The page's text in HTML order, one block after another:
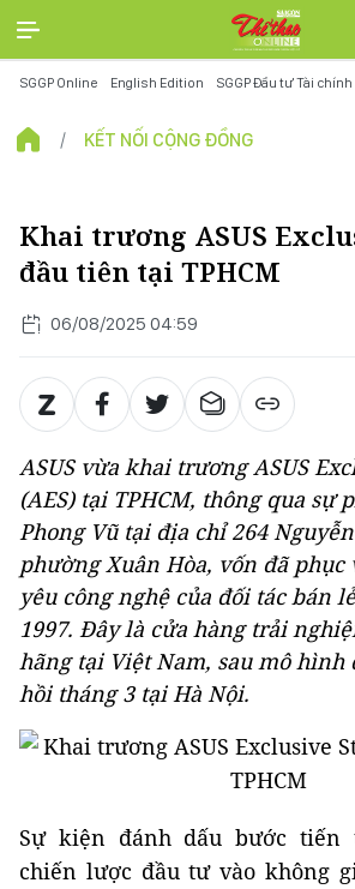
SGGP Online English Edition SGGP Đầu tư Tài chính
KẾT NỐI CỘNG ĐỒNG
Khai trương ASUS
đầu tiên tại TPHCM
06/08/2025 04:59
ASUS vừa khai trương ASUS
(AES) tại TPHCM, thông qua sự
Phong Vũ tại địa chỉ 264
phường Xuân Hòa, vốn đã phục
yêu công nghệ của đối tác bán
1997. Đây là cửa hàng trải
hãng tại Việt Nam, sau mô hình
hồi tháng 3 tại Hà Nội.
Sự kiện đánh dấu bước tiến
chiến lược đầu tư vào không